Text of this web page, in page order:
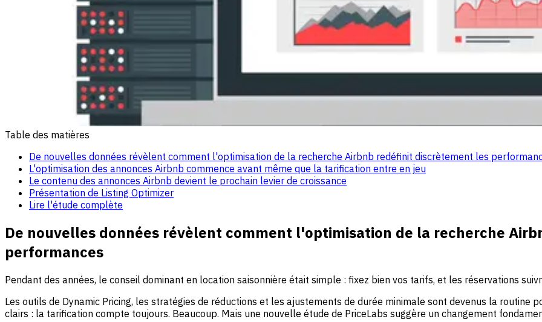
Table des matières
De nouvelles données révèlent comment l'optimisation de la recherche Airbnb redéfinit discrètement les
L'optimisation des annonces Airbnb commence avant même que la tarification entre en jeu
Le contenu des annonces Airbnb devient le prochain levier de croissance
Présentation de Listing Optimizer
Lire l'étude complète
De nouvelles données révèlent comment l'optimisation de la recherche
performances
Pendant des années, le conseil dominant en location saisonnière était simple : fixez bien vos tarifs, et les réservations
Les outils de Dynamic Pricing, les stratégies de réductions et les ajustements de durée minimale sont devenus la routine
clairs : la tarification compte toujours. Beaucoup. Mais une nouvelle étude de PriceLabs suggère un changement